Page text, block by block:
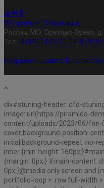
©Строймаг "Пирамида"
Россия, МО, Орехово-Зуево,
Тел.: 8 (496) 429-10-29, 8 (929)
Разработка сайта: Владислав
div#stuning-header .dfd-
image: url(https://piramida-
content/uploads/2023/06/fon-
cover;background-position:
initial;background-repeat: no-
inner {min-height:
{margin: 0px;} #main-content
0px;}@media only screen and
portfolio-loop > .row.full-width